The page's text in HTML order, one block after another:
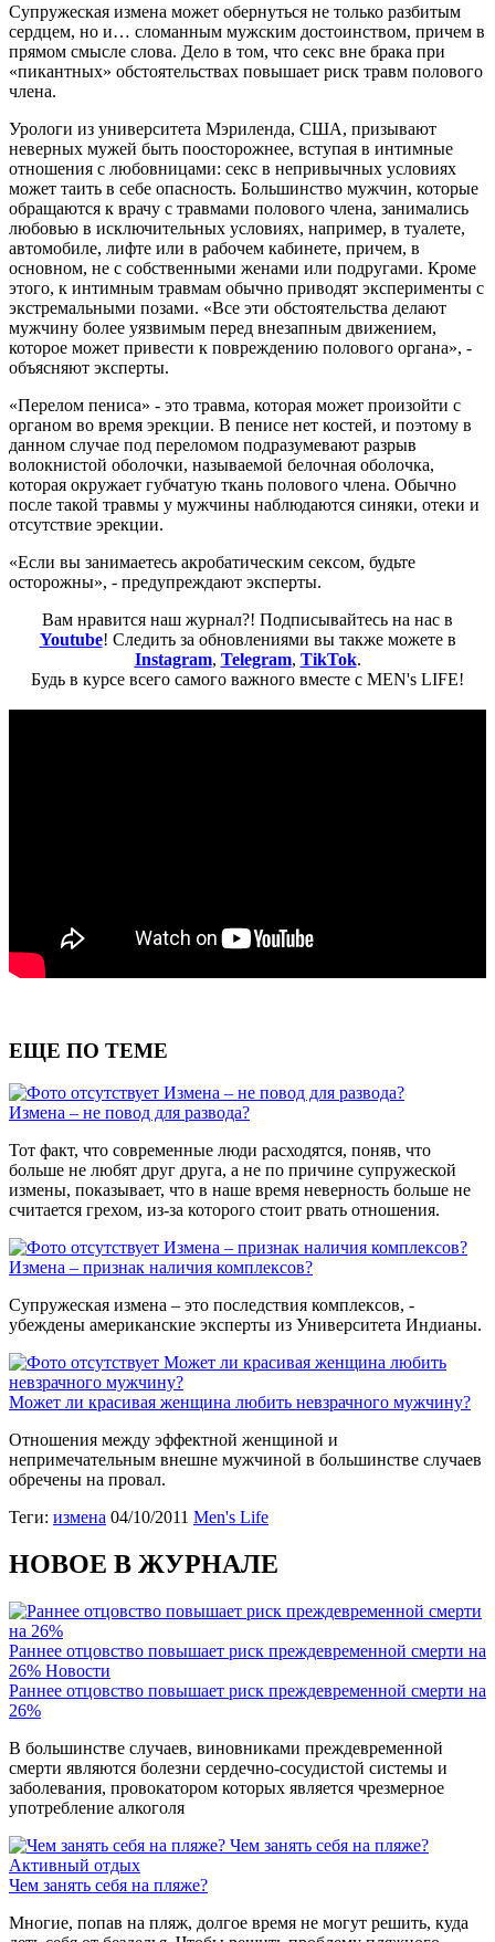
Супружеская измена может обернуться не только разбитым
сердцем, но и… сломанным мужским достоинством, причем в
прямом смысле слова. Дело в том, что секс вне брака при
«пикантных» обстоятельствах повышает риск травм полового
члена.
Урологи из университета Мэриленда, США, призывают
неверных мужей быть поосторожнее, вступая в интимные
отношения с любовницами: секс в непривычных условиях
может таить в себе опасность. Большинство мужчин, которые
обращаются к врачу с травмами полового члена, занимались
любовью в исключительных условиях, например, в туалете,
автомобиле, лифте или в рабочем кабинете, причем, в
основном, не с собственными женами или подругами. Кроме
этого, к интимным травмам обычно приводят эксперименты с
экстремальными позами. «Все эти обстоятельства делают
мужчину более уязвимым перед внезапным движением,
которое может привести к повреждению полового органа», -
объясняют эксперты.
«Перелом пениса» - это травма, которая может произойти с
органом во время эрекции. В пенисе нет костей, и поэтому в
данном случае под переломом подразумевают разрыв
волокнистой оболочки, называемой белочная оболочка,
которая окружает губчатую ткань полового члена. Обычно
после такой травмы у мужчины наблюдаются синяки, отеки и
отсутствие эрекции.
«Если вы занимаетесь акробатическим сексом, будьте
осторожны», - предупреждают эксперты.
Вам нравится наш журнал?! Подписывайтесь на нас в
Youtube! Следить за обновлениями вы также можете в
Instagram, Telegram, TikTok.
Будь в курсе всего самого важного вместе с MEN's LIFE!
ЕЩЕ ПО ТЕМЕ
Измена – не повод для развода?
Измена – не повод для развода?
Тот факт, что современные люди расходятся, поняв, что
больше не любят друг друга, а не по причине супружеской
измены, показывает, что в наше время неверность больше не
считается грехом, из-за которого стоит рвать отношения.
Измена – признак наличия комплексов?
Измена – признак наличия комплексов?
Супружеская измена – это последствия комплексов, -
убеждены американские эксперты из Университета Индианы.
Может ли красивая женщина любить
невзрачного мужчину?
Может ли красивая женщина любить невзрачного мужчину?
Отношения между эффектной женщиной и
непримечательным внешне мужчиной в большинстве случаев
обречены на провал.
Теги: измена 04/10/2011 Men's Life
НОВОЕ В ЖУРНАЛЕ
Раннее отцовство повышает риск преждевременной смерти на
26% Новости
Раннее отцовство повышает риск преждевременной смерти на
26%
В большинстве случаев, виновниками преждевременной
смерти являются болезни сердечно-сосудистой системы и
заболевания, провокатором которых является чрезмерное
употребление алкоголя
Чем занять себя на пляже?
Активный отдых
Чем занять себя на пляже?
Многие, попав на пляж, долгое время не могут решить, куда